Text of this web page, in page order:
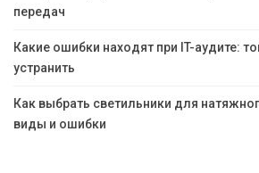
передач
Какие ошибки находят при IT-аудите:
устранить
Как выбрать светильники для
виды и ошибки